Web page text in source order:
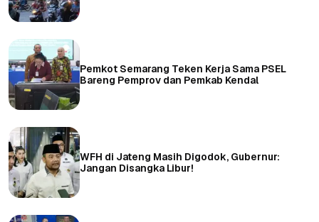
Pemkot Semarang Teken Kerja Sama PSEL
Bareng Pemprov dan Pemkab Kendal
WFH di Jateng Masih Digodok, Gubernur:
Jangan Disangka Libur!